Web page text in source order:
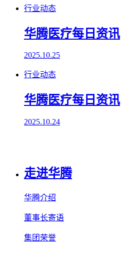
行业动态
华腾医疗每日资讯
2025.10.25
行业动态
华腾医疗每日资讯
2025.10.24
走进华腾
华腾介绍
董事长寄语
集团荣誉